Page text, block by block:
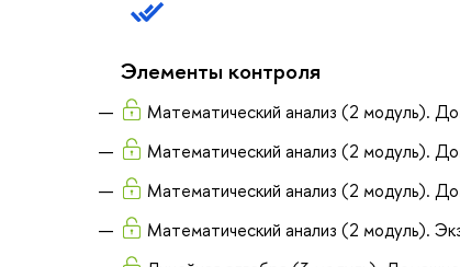
Элементы контроля
Математический анализ (2 модуль).
Математический анализ (2 модуль).
Математический анализ (2 модуль).
Математический анализ (2 модуль).